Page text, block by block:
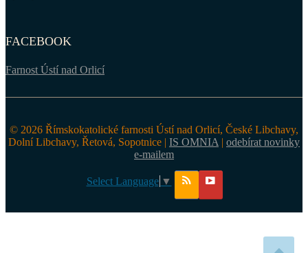
FACEBOOK
Farnost Ústí nad Orlicí
© 2026 Římskokatolické farnosti Ústí nad Orlicí, České Libchavy,
Dolní Libchavy, Řetová, Sopotnice | IS OMNIA | odebírat novinky
e-mailem
Select Language ▼